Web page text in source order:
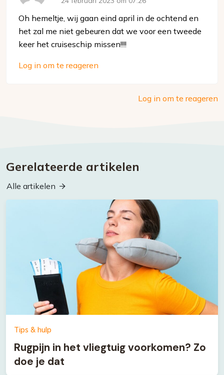
Oh hemeltje, wij gaan eind april in de ochtend en
het zal me niet gebeuren dat we voor een tweede
keer het cruiseschip missen!!!!
Log in om te reageren
Log in om te reageren
Gerelateerde artikelen
Alle artikelen
Tips & hulp
Rugpijn in het vliegtuig voorkomen? Zo
doe je dat